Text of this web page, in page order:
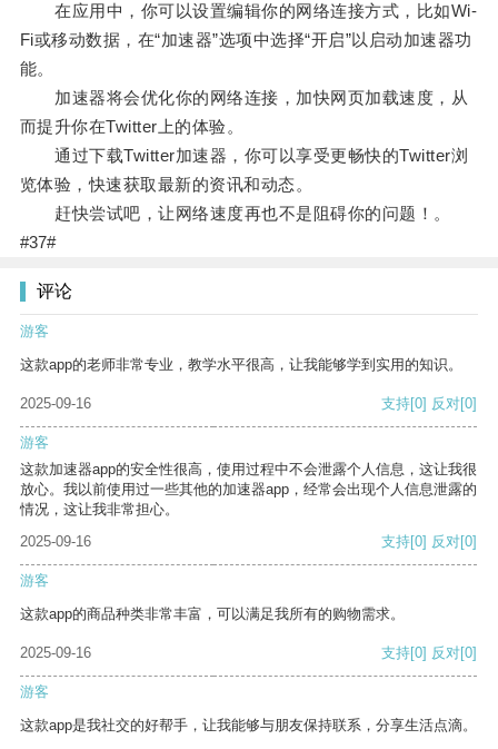
在应用中，你可以设置编辑你的网络连接方式，比如Wi-
Fi或移动数据，在“加速器”选项中选择“开启”以启动加速器功
能。
加速器将会优化你的网络连接，加快网页加载速度，从
而提升你在Twitter上的体验。
通过下载Twitter加速器，你可以享受更畅快的Twitter浏
览体验，快速获取最新的资讯和动态。
赶快尝试吧，让网络速度再也不是阻碍你的问题！。
#37#
评论
游客
这款app的老师非常专业，教学水平很高，让我能够学到实用的知识。
2025-09-16 支持[0] 反对[0]
游客
这款加速器app的安全性很高，使用过程中不会泄露个人信息，这让我很
放心。我以前使用过一些其他的加速器app，经常会出现个人信息泄露的
情况，这让我非常担心。
2025-09-16
支持[0] 反对[0]
游客
这款app的商品种类非常丰富，可以满足我所有的购物需求。
2025-09-16 支持[0] 反对[0]
游客
这款app是我社交的好帮手，让我能够与朋友保持联系，分享生活点滴。